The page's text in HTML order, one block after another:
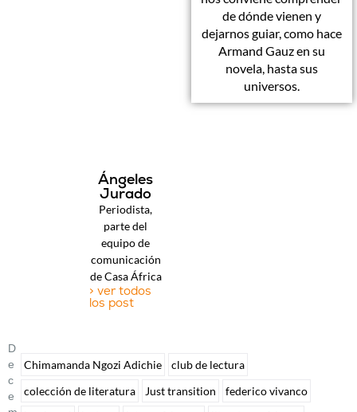
de dónde vienen y
dejarnos guiar, como hace
Armand Gauz en su
novela, hasta sus
universos.
Ángeles
Jurado
Periodista,
parte del
equipo de
comunicación
de Casa África
> ver todos
los post
D
E
C
E
Chimamanda Ngozi Adichie
club de lectura
colección de literatura
Just transition
federico vivanco